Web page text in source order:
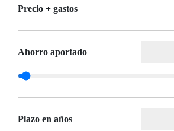
Precio + gastos
Ahorro aportado
Plazo en años